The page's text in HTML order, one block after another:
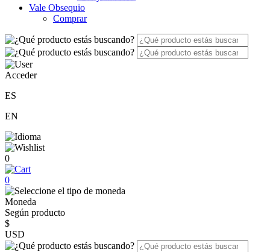
Vale Obsequio
Comprar
Acceder
ES
EN
0
0
Moneda
Según producto
$
USD